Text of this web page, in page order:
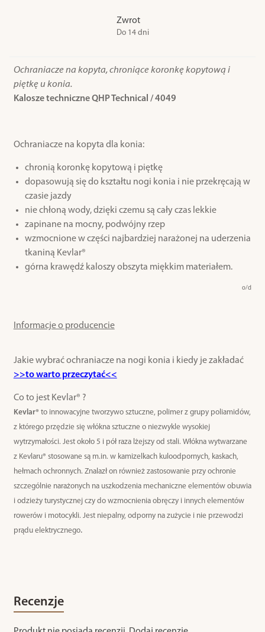
Zwrot
Do 14 dni
Ochraniacze na kopyta, chroniące koronkę kopytową i
piętkę u konia.
Kalosze techniczne QHP Technical / 4049
Ochraniacze na kopyta dla konia:
chronią koronkę kopytową i piętkę
dopasowują się do kształtu nogi konia i nie przekręcają w
czasie jazdy
nie chłoną wody, dzięki czemu są cały czas lekkie
zapinane na mocny, podwójny rzep
wzmocnione w części najbardziej narażonej na uderzenia
tkaniną Kevlar®
górna krawędź kaloszy obszyta miękkim materiałem.
o/d
Informacje o producencie
Jakie wybrać ochraniacze na nogi konia i kiedy je zakładać
>>to warto przeczytać<<
Co to jest Kevlar® ?
Kevlar®to innowacyjne tworzywo sztuczne, polimer z grupy poliamidów,
z którego przędzie się włókna sztuczne o niezwykle wysokiej
wytrzymałości. Jest około 5 i pół raza lżejszy od stali. Włókna wytwarzane
z Kevlaru® stosowane są m.in. w kamizelkach kuloodpornych, kaskach,
hełmach ochronnych. Znalazł on również zastosowanie przy ochronie
szczególnie narażonych na uszkodzenia mechaniczne elementów obuwia
i odzieży turystycznej czy do wzmocnienia obręczy i innych elementów
rowerów i motocykli. Jest niepalny, odporny na zużycie i nie przewodzi
prądu elektrycznego.
Recenzje